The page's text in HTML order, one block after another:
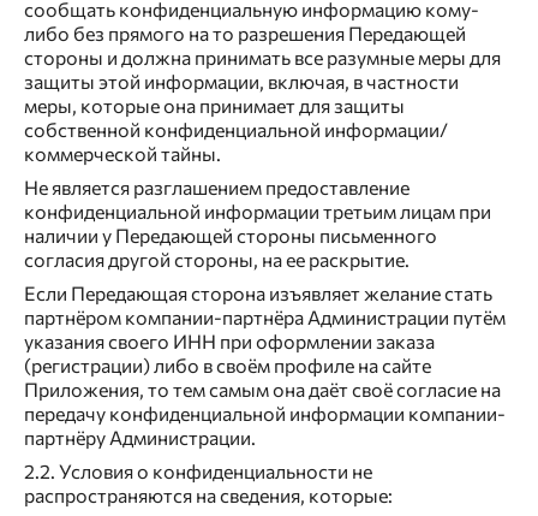
сообщать конфиденциальную информацию кому-
либо без прямого на то разрешения Передающей
стороны и должна принимать все разумные меры для
защиты этой информации, включая, в частности
меры, которые она принимает для защиты
собственной конфиденциальной информации/
коммерческой тайны.
Не является разглашением предоставление
конфиденциальной информации третьим лицам при
наличии у Передающей стороны письменного
согласия другой стороны, на ее раскрытие.
Если Передающая сторона изъявляет желание стать
партнёром компании-партнёра Администрации путём
указания своего ИНН при оформлении заказа
(регистрации) либо в своём профиле на сайте
Приложения, то тем самым она даёт своё согласие на
передачу конфиденциальной информации компании-
партнёру Администрации.
2.2. Условия о конфиденциальности не
распространяются на сведения, которые: